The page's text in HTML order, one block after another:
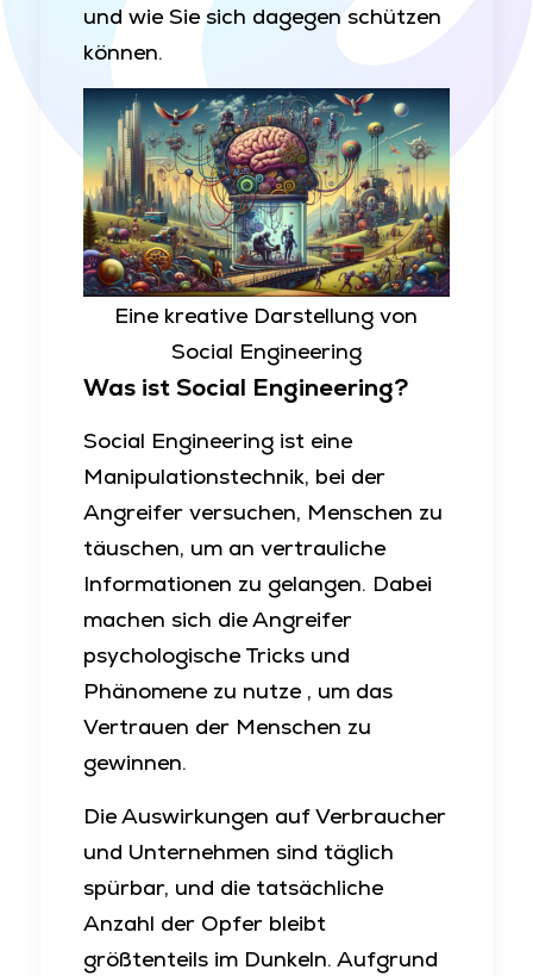
und wie Sie sich dagegen schützen
können.
Eine kreative Darstellung von
Social Engineering
Was ist Social Engineering?
Social Engineering ist eine
Manipulationstechnik, bei der
Angreifer versuchen, Menschen zu
täuschen, um an vertrauliche
Informationen zu gelangen. Dabei
machen sich die Angreifer
psychologische Tricks und
Phänomene zu nutze , um das
Vertrauen der Menschen zu
gewinnen.
Die Auswirkungen auf Verbraucher
und Unternehmen sind täglich
spürbar, und die tatsächliche
Anzahl der Opfer bleibt
größtenteils im Dunkeln. Aufgrund